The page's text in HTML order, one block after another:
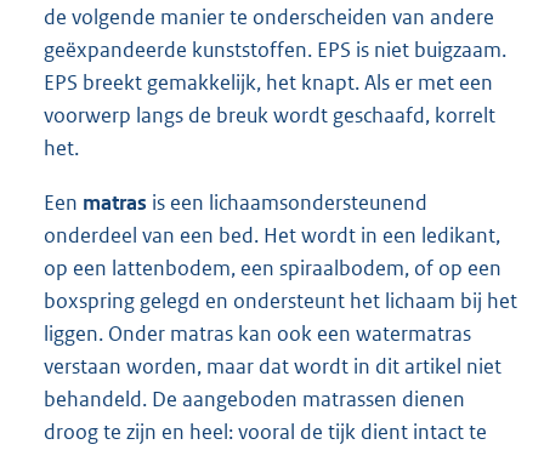
de volgende manier te onderscheiden van andere
geëxpandeerde kunststoffen. EPS is niet buigzaam.
EPS breekt gemakkelijk, het knapt. Als er met een
voorwerp langs de breuk wordt geschaafd, korrelt
het.
Een matras is een lichaamsondersteunend
onderdeel van een bed. Het wordt in een ledikant,
op een lattenbodem, een spiraalbodem, of op een
boxspring gelegd en ondersteunt het lichaam bij het
liggen. Onder matras kan ook een watermatras
verstaan worden, maar dat wordt in dit artikel niet
behandeld. De aangeboden matrassen dienen
droog te zijn en heel: vooral de tijk dient intact te